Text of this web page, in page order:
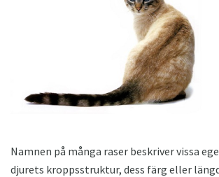
Namnen på många raser beskriver vissa
djurets kroppsstruktur, dess färg eller